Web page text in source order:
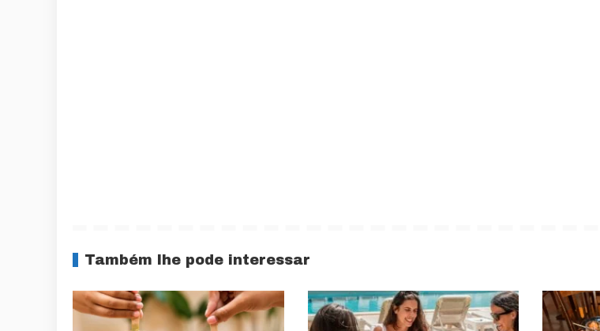
Também lhe pode interessar